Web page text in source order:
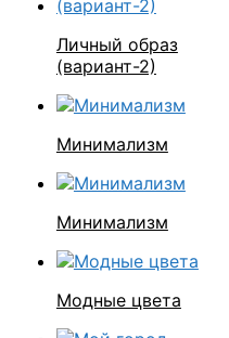
Личный образ
(вариант-2)
Минимализм
Минимализм
Модные цвета